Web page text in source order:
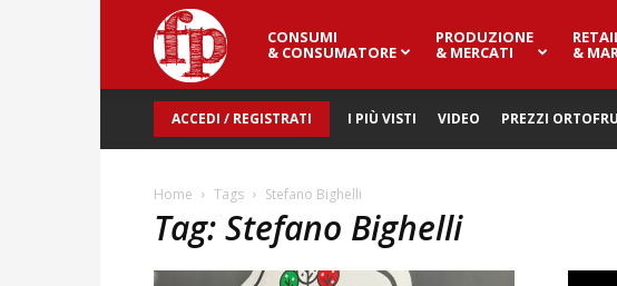
Fresh
Point
Magazine
CONSUMI
& CONSUMATORE
PRODUZIONE
& MERCATI &
ACCEDI / REGISTRATI I PIÙ VISTI VIDEO PREZZI
Home Tags Stefano Bighelli
Tag: Stefano Bighelli